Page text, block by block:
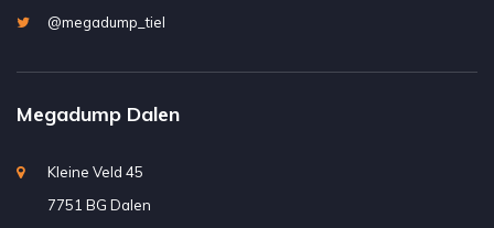
@megadump_tiel
Megadump Dalen
Kleine Veld 45
7751 BG Dalen